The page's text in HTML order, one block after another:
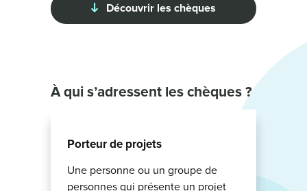
Découvrir les chèques
À qui s’adressent les chèques ?
Porteur de projets
Une personne ou un groupe de
personnes qui présente un projet